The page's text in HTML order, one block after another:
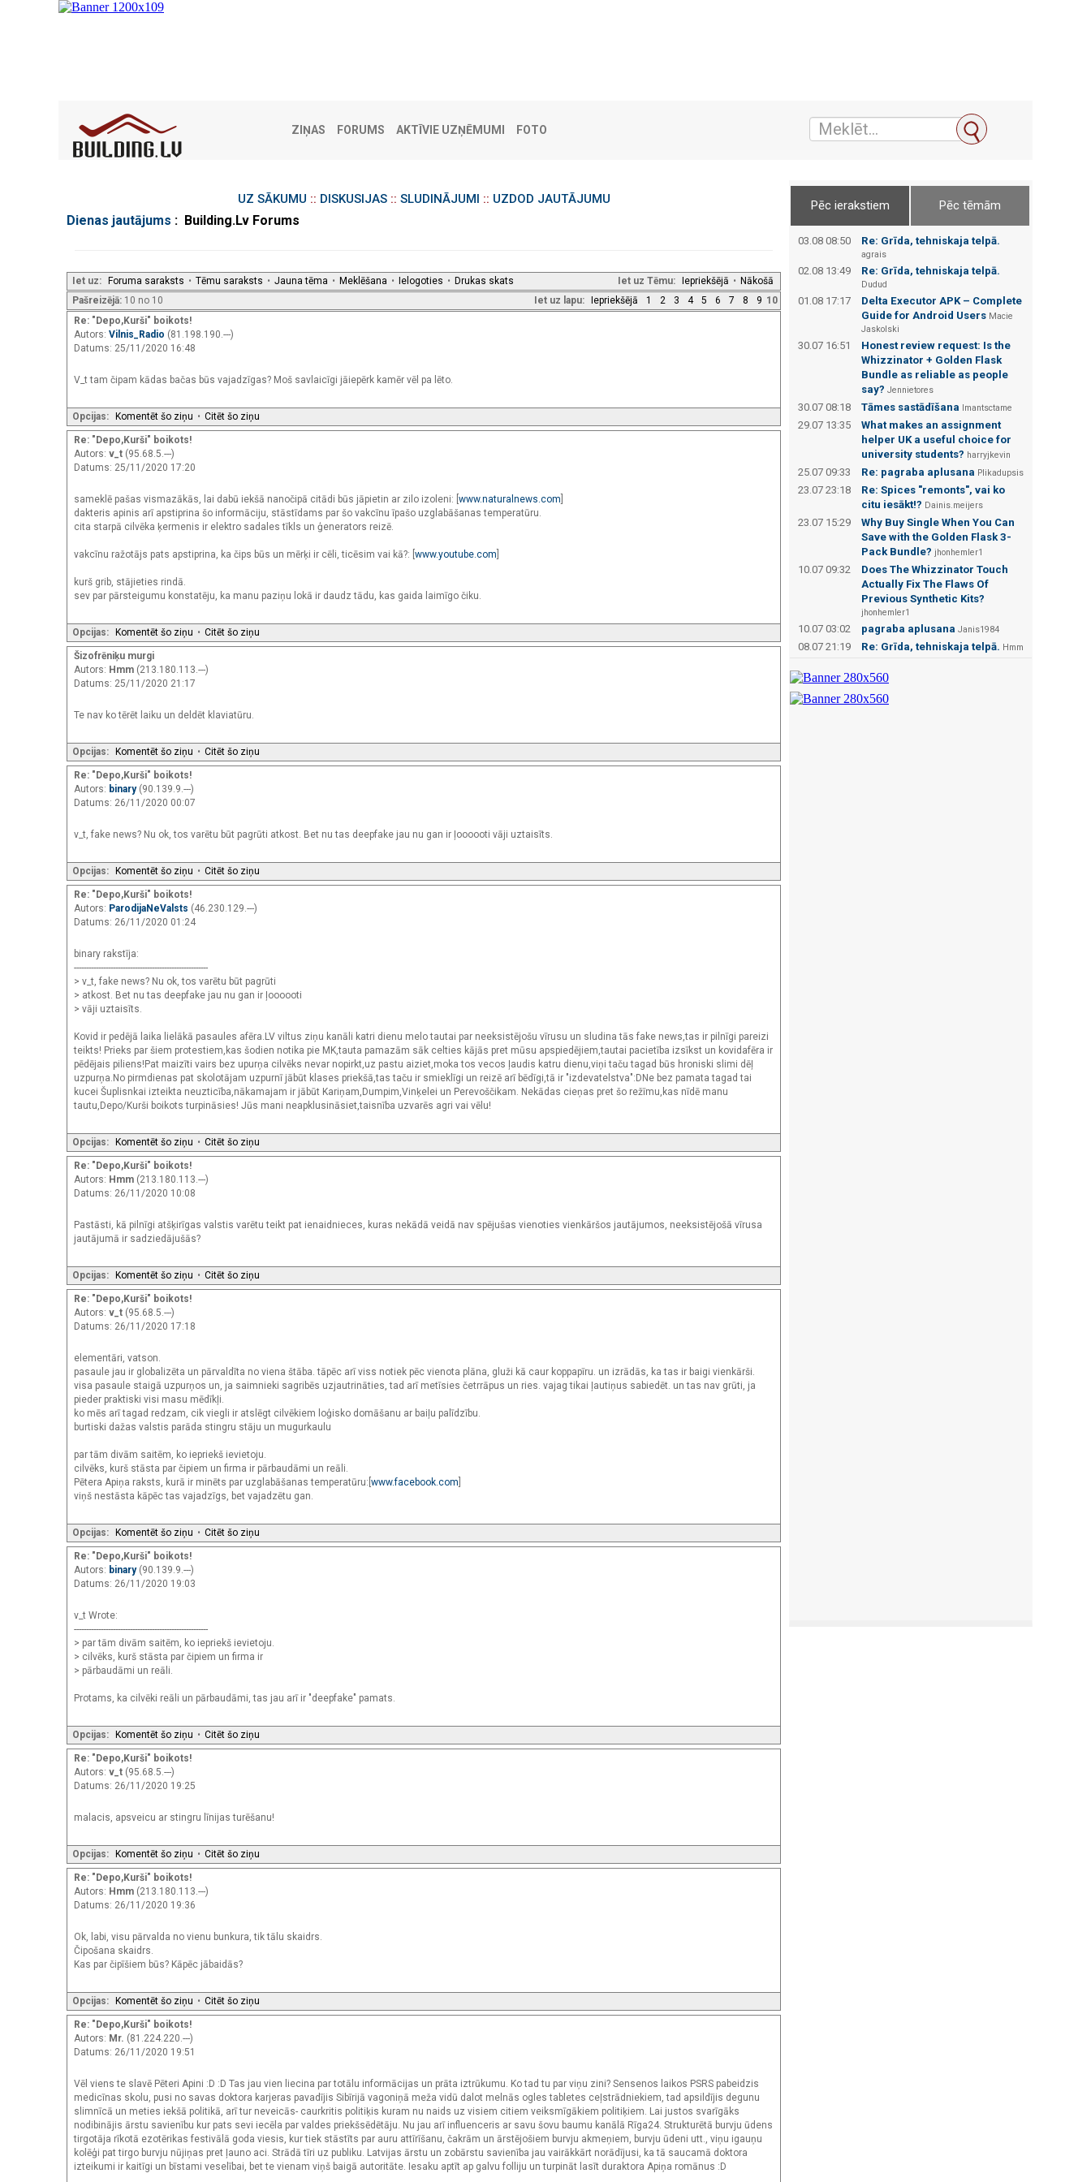
ZIŅAS FORUMS AKTĪVIE UZŅĒMUMI FOTO
UZ SĀKUMU :: DISKUSIJAS:: SLUDINĀJUMI :: UZDOD JAUTĀJUMU
Dienas jautājums : Building.Lv Forums
Iet uz Tēmu: Iepriekšējā • Nākošā
Iet uz: Foruma saraksts • Tēmu saraksts • Jauna tēma • Meklēšana • Ielogoties • Drukas skats
Iet uz lapu: Iepriekšējā 1 2 3 4 5 6 7 8 9 10
Pašreizējā: 10 no 10
Re: "Depo,Kurši" boikots!
Autors: Vilnis_Radio (81.198.190.---)
Datums: 25/11/2020 16:48
V_t tam čipam kādas bačas būs vajadzīgas? Moš savlaicīgi jāiepērk kamēr vēl pa lēto.
Opcijas: Komentēt šo ziņu • Citēt šo ziņu
Re: "Depo,Kurši" boikots!
Autors: v_t (95.68.5.---)
Datums: 25/11/2020 17:20
sameklē pašas vismazākās, lai dabū iekšā nanočipā citādi būs jāpietin ar zilo izoleni: [ www.naturalnews.com
dakteris apinis arī apstiprina šo informāciju, stāstīdams par šo vakcīnu īpašo uzglabāšanas temperatūru.
cita starpā cilvēka ķermenis ir elektro sadales tīkls un ģenerators reizē.
vakcīnu ražotājs pats apstiprina, ka čips būs un mērķi ir cēli, ticēsim vai kā?: [ www.youtube.com
kurš grib, stājieties rindā.
sev par pārsteigumu konstatēju, ka manu paziņu lokā ir daudz tādu, kas gaida laimīgo čiku.
Opcijas: Komentēt šo ziņu • Citēt šo ziņu
Šizofrēniķu murgi
Autors: Hmm (213.180.113.---)
Datums: 25/11/2020 21:17
Te nav ko tērēt laiku un deldēt klaviatūru.
Opcijas: Komentēt šo ziņu • Citēt šo ziņu
Re: "Depo,Kurši" boikots!
Autors: binary (90.139.9.---)
Datums: 26/11/2020 00:07
v_t, fake news? Nu ok, tos varētu būt pagrūti atkost. Bet nu tas deepfake jau nu gan ir ļoooooti vāji uztaisīts.
Opcijas: Komentēt šo ziņu • Citēt šo ziņu
Re: "Depo,Kurši" boikots!
Autors: ParodijaNeValsts (46.230.129.---)
Datums: 26/11/2020 01:24
binary rakstīja:
-------------------------------------------------------
> v_t, fake news? Nu ok, tos varētu būt pagrūti
> atkost. Bet nu tas deepfake jau nu gan ir ļoooooti
> vāji uztaisīts.
Kovid ir pedējā laika lielākā pasaules afēra.LV viltus ziņu kanāli katri dienu melo tautai par neeksistējošu vīrusu un sludina tās fake news,tas ir pilnīgi pareizi
teikts! Prieks par šiem protestiem,kas šodien notika pie MK,tauta pamazām sāk celties kājās pret mūsu apspiedējiem,tautai pacietība izsīkst un kovidafēra ir
pēdējais piliens!Pat maizīti vairs bez upurņa cilvēks nevar nopirkt,uz pastu aiziet,moka tos vecos ļaudis katru dienu,viņi taču tagad būs hroniski slimi dēļ
uzpurņa.No pirmdienas pat skolotājam uzpurnī jābūt klases priekšā,tas taču ir smieklīgi un reizē arī bēdīgi,tā ir "izdevatelstva":DNe bez pamata tagad tai
kucei Šuplisnkai izteikta neuzticība,nākamajam ir jābūt Kariņam,Dumpim,Vinķelei un Perevoščikam. Nekādas cieņas pret šo režīmu,kas nīdē manu
tautu,Depo/Kurši boikots turpināsies! Jūs mani neapklusināsiet,taisnība uzvarēs agri vai vēlu!
Opcijas: Komentēt šo ziņu • Citēt šo ziņu
Re: "Depo,Kurši" boikots!
Autors: Hmm (213.180.113.---)
Datums: 26/11/2020 10:08
Pastāsti, kā pilnīgi atšķirīgas valstis varētu teikt pat ienaidnieces, kuras nekādā veidā nav spējušas vienoties vienkāršos jautājumos, neeksistējošā vīrusa
jautājumā ir sadziedājušās?
Opcijas: Komentēt šo ziņu • Citēt šo ziņu
Re: "Depo,Kurši" boikots!
Autors: v_t (95.68.5.---)
Datums: 26/11/2020 17:18
elementāri, vatson.
pasaule jau ir globalizēta un pārvaldīta no viena štāba. tāpēc arī viss notiek pēc vienota plāna, gluži kā caur koppapīru. un izrādās, ka tas ir baigi vienkārši.
visa pasaule staigā uzpurņos un, ja saimnieki sagribēs uzjautrināties, tad arī metīsies četrrāpus un ries. vajag tikai ļautiņus sabiedēt. un tas nav grūti, ja
pieder praktiski visi masu mēdīkļi.
ko mēs arī tagad redzam, cik viegli ir atslēgt cilvēkiem loģisko domāšanu ar baiļu palīdzību.
burtiski dažas valstis parāda stingru stāju un mugurkaulu
par tām divām saitēm, ko iepriekš ievietoju.
cilvēks, kurš stāsta par čipiem un firma ir pārbaudāmi un reāli.
Pētera Apiņa raksts, kurā ir minēts par uzglabāšanas temperatūru:[ www.facebook.com
viņš nestāsta kāpēc tas vajadzīgs, bet vajadzētu gan.
Opcijas: Komentēt šo ziņu • Citēt šo ziņu
Re: "Depo,Kurši" boikots!
Autors: binary (90.139.9.---)
Datums: 26/11/2020 19:03
v_t Wrote:
-------------------------------------------------------
> par tām divām saitēm, ko iepriekš ievietoju.
> cilvēks, kurš stāsta par čipiem un firma ir
> pārbaudāmi un reāli.
Protams, ka cilvēki reāli un pārbaudāmi, tas jau arī ir "deepfake" pamats.
Opcijas: Komentēt šo ziņu • Citēt šo ziņu
Re: "Depo,Kurši" boikots!
Autors: v_t (95.68.5.---)
Datums: 26/11/2020 19:25
malacis, apsveicu ar stingru līnijas turēšanu!
Opcijas: Komentēt šo ziņu • Citēt šo ziņu
Re: "Depo,Kurši" boikots!
Autors: Hmm (213.180.113.---)
Datums: 26/11/2020 19:36
Ok, labi, visu pārvalda no vienu bunkura, tik tālu skaidrs.
Čipošana skaidrs.
Kas par čipīšiem būs? Kāpēc jābaidās?
Opcijas: Komentēt šo ziņu • Citēt šo ziņu
Re: "Depo,Kurši" boikots!
Autors: Mr. (81.224.220.---)
Datums: 26/11/2020 19:51
Vēl viens te slavē Pēteri Apini :D :D Tas jau vien liecina par totālu informācijas un prāta iztrūkumu. Ko tad tu par viņu zini? Sensenos laikos PSRS pabeidzis
medicīnas skolu, pusi no savas doktora karjeras pavadījis Sibīrijā vagoniņā meža vidū dalot melnās ogles tabletes ceļstrādniekiem, tad apsildījis degunu
slimnīcā un meties iekšā politikā, arī tur neveicās- caurkritis politiķis kuram nu naids uz visiem citiem veiksmīgākiem politiķiem. Lai justos svarīgāks
nodibinājis ārstu savienību kur pats sevi iecēla par valdes priekšsēdētāju. Nu jau arī influenceris ar savu šovu baumu kanālā Rīga24. Strukturētā burvju ūdens
tirgotāja rīkotā ezotērikas festivālā goda viesis, kur tiek stāstīts par auru attīrīšanu, čakrām un ārstējošiem burvju akmeņiem, burvju ūdeni utt., viņu igauņu
kolēģi pat tirgo burvju nūjiņas pret ļauno aci. Strādā tīri uz publiku. Latvijas ārstu un zobārstu savienība jau vairākkārt norādījusi, ka tā saucamā doktora
izteikumi ir kaitīgi un bīstami veselībai, bet te vienam viņš baigā autoritāte. Iesaku aptīt ap galvu folliju un turpināt lasīt duraktora Apiņa romānus :D
Pēc ierakstiem Pēc tēmām
03.08 08:50 Re: Grīda, tehniskaja telpā.
agrais
02.08 13:49 Re: Grīda, tehniskaja telpā.
Dudud
01.08 17:17
Delta Executor APK – Complete
Guide for Android Users Macie
Jaskolski
30.07 16:51
Honest review request: Is the
Whizzinator + Golden Flask
Bundle as reliable as people
say? Jennietores
30.07 08:18 Tāmes sastādīšana Imantsctame
29.07 13:35
What makes an assignment
helper UK a useful choice for
university students? harryjkevin
25.07 09:33 Re: pagraba aplusana Plikadupsis
23.07 23:18
Re: Spices "remonts", vai ko
citu iesākt!? Dainis.meijers
23.07 15:29
Why Buy Single When You Can
Save with the Golden Flask 3-
Pack Bundle? jhonhemler1
10.07 09:32
Does The Whizzinator Touch
Actually Fix The Flaws Of
Previous Synthetic Kits?
jhonhemler1
10.07 03:02 pagraba aplusana Janis1984
08.07 21:19 Re: Grīda, tehniskaja telpā. Hmm